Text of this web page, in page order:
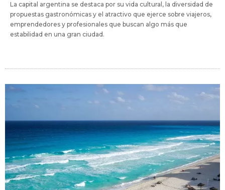
La capital argentina se destaca por su vida cultural, la diversidad de
propuestas gastronómicas y el atractivo que ejerce sobre viajeros,
emprendedores y profesionales que buscan algo más que
estabilidad en una gran ciudad.